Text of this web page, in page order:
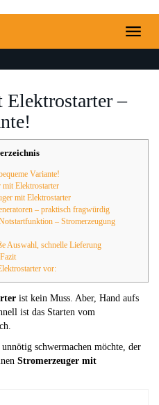
Toggle
Elektrostarter –
Variante!
mit Elektrostarter
mit Elektrostarter
– praktisch fragwürdig
– Stromerzeugung
Auswahl, schnelle Lieferung
vor:
ist kein Muss. Aber, Hand aufs
ist das Starten vom
schwermachen möchte, der
Stromerzeuger mit